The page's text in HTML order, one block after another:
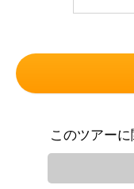
このツアー